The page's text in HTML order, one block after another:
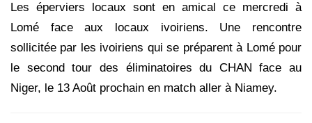
Les éperviers locaux sont en amical ce mercredi à
Lomé face aux locaux ivoiriens. Une rencontre
sollicitée par les ivoiriens qui se préparent à Lomé pour
le second tour des éliminatoires du CHAN face au
Niger, le 13 Août prochain en match aller à Niamey.